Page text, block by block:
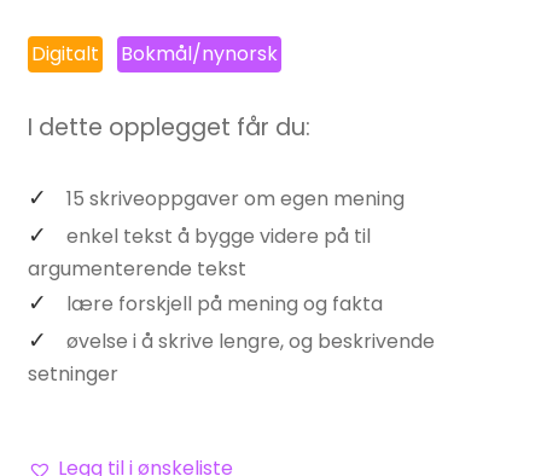
Digitalt Bokmål/nynorsk
I dette opplegget får du:
15 skriveoppgaver om egen mening
enkel tekst å bygge videre på til
argumenterende tekst
lære forskjell på mening og fakta
øvelse i å skrive lengre, og beskrivende
setninger
Legg til i ønskeliste